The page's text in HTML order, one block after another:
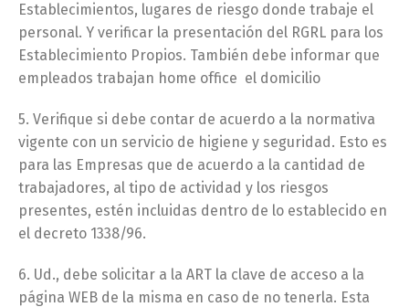
Establecimientos, lugares de riesgo donde trabaje el
personal. Y verificar la presentación del RGRL para los
Establecimiento Propios. También debe informar que
empleados trabajan home office el domicilio
5. Verifique si debe contar de acuerdo a la normativa
vigente con un servicio de higiene y seguridad. Esto es
para las Empresas que de acuerdo a la cantidad de
trabajadores, al tipo de actividad y los riesgos
presentes, estén incluidas dentro de lo establecido en
el decreto 1338/96.
6. Ud., debe solicitar a la ART la clave de acceso a la
página WEB de la misma en caso de no tenerla. Esta